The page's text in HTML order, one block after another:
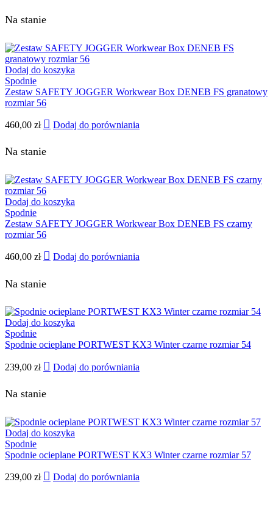
Na stanie
Dodaj do koszyka
Spodnie
Zestaw SAFETY JOGGER Workwear Box DENEB FS granatowy
rozmiar 56
460,00 zł Dodaj do porówniania
Na stanie
Dodaj do koszyka
Spodnie
Zestaw SAFETY JOGGER Workwear Box DENEB FS czarny
rozmiar 56
460,00 zł Dodaj do porówniania
Na stanie
Dodaj do koszyka
Spodnie
Spodnie ocieplane PORTWEST KX3 Winter czarne rozmiar 54
239,00 zł Dodaj do porówniania
Na stanie
Dodaj do koszyka
Spodnie
Spodnie ocieplane PORTWEST KX3 Winter czarne rozmiar 57
239,00 zł Dodaj do porówniania